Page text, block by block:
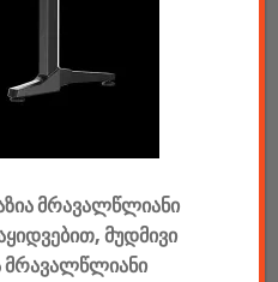
მრავალწლიანი
მუდმივი
მრავალწლიანი